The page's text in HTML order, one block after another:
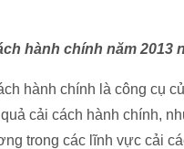
hành chính năm 2013
hành chính là công cụ
cải cách hành chính,
trong các lĩnh vực cải